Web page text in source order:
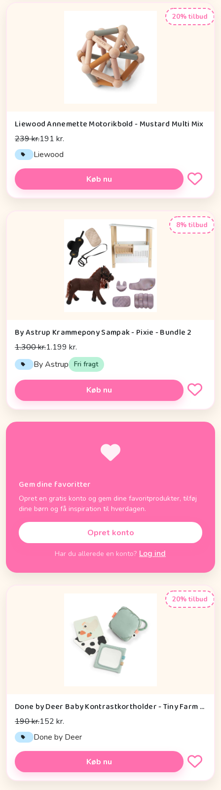
20% tilbud
Liewood Annemette Motorikbold - Mustard Multi Mix
239 kr.191 kr.
Liewood
Køb nu
8% tilbud
By Astrup Krammepony Sampak - Pixie - Bundle 2
1.300 kr.1.199 kr.
By Astrup Fri fragt
Køb nu
Gem dine favoritter
Opret en gratis konto og gem dine favoritprodukter, tilføj
dine børn og få inspiration til hverdagen.
Opret konto
Har du allerede en konto? Log ind
20% tilbud
Done by Deer Baby Kontrastkortholder - Tiny Farm - Grøn
190 kr.152 kr.
Done by Deer
Køb nu